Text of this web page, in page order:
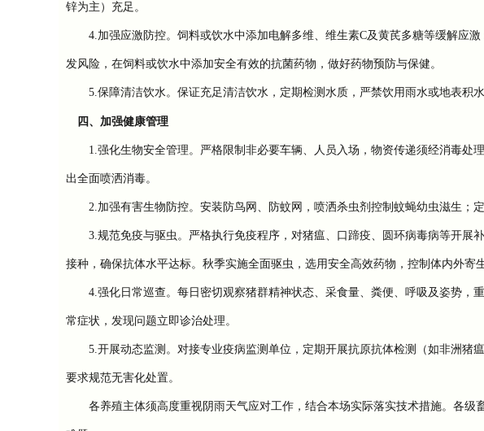
锌为主）充足。
4.加强应激防控。饲料或饮水中添加电解多维、维生素C及黄芪多糖等缓解应激
发风险，在饲料或饮水中添加安全有效的抗菌药物，做好药物预防与保健。
5.保障清洁饮水。保证充足清洁饮水，定期检测水质，严禁饮用雨水或地表积水
四、加强健康管理
1.强化生物安全管理。严格限制非必要车辆、人员入场，物资传递须经消毒处
出全面喷洒消毒。
2.加强有害生物防控。安装防鸟网、防蚊网，喷洒杀虫剂控制蚊蝇幼虫滋生；定
3.规范免疫与驱虫。严格执行免疫程序，对猪瘟、口蹄疫、圆环病毒病等开展
接种，确保抗体水平达标。秋季实施全面驱虫，选用安全高效药物，控制体内外寄生
4.强化日常巡查。每日密切观察猪群精神状态、采食量、粪便、呼吸及姿势，
常症状，发现问题立即诊治处理。
5.开展动态监测。对接专业疫病监测单位，定期开展抗原抗体检测（如非洲猪
要求规范无害化处置。
各养殖主体须高度重视阴雨天气应对工作，结合本场实际落实技术措施。各级